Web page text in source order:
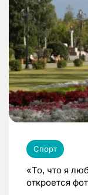
Спорт
«То, что я
откроется